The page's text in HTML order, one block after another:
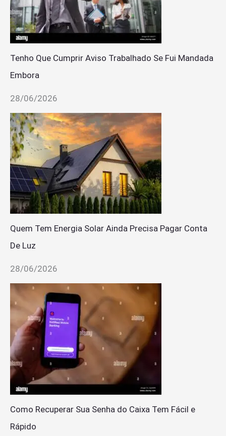
Tenho Que Cumprir Aviso Trabalhado Se Fui Mandada
Embora
28/06/2026
Quem Tem Energia Solar Ainda Precisa Pagar Conta
De Luz
28/06/2026
Como Recuperar Sua Senha do Caixa Tem Fácil e
Rápido